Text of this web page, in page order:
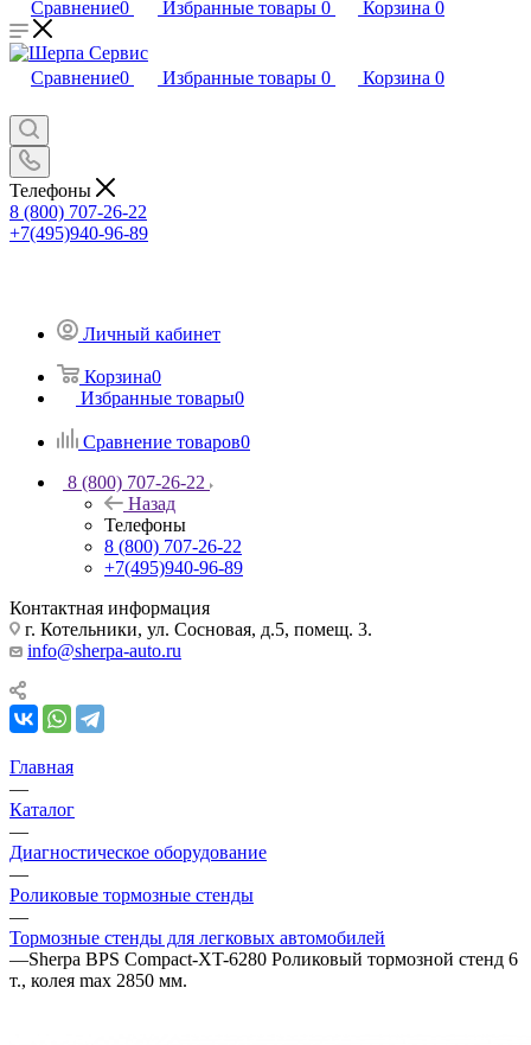
Сравнение0 Избранные товары 0 Корзина 0
Сравнение0 Избранные товары 0 Корзина 0
Телефоны
8 (800) 707-26-22
+7(495)940-96-89
Личный кабинет
Корзина0
Избранные товары0
Сравнение товаров0
8 (800) 707-26-22
Назад
Телефоны
8 (800) 707-26-22
+7(495)940-96-89
Контактная информация
г. Котельники, ул. Сосновая, д.5, помещ. 3.
info@sherpa-auto.ru
Главная
—
Каталог
—
Диагностическое оборудование
—
Роликовые тормозные стенды
—
Тормозные стенды для легковых автомобилей
—Sherpa BPS Compact-XT-6280 Роликовый тормозной стенд 6
т., колея max 2850 мм.